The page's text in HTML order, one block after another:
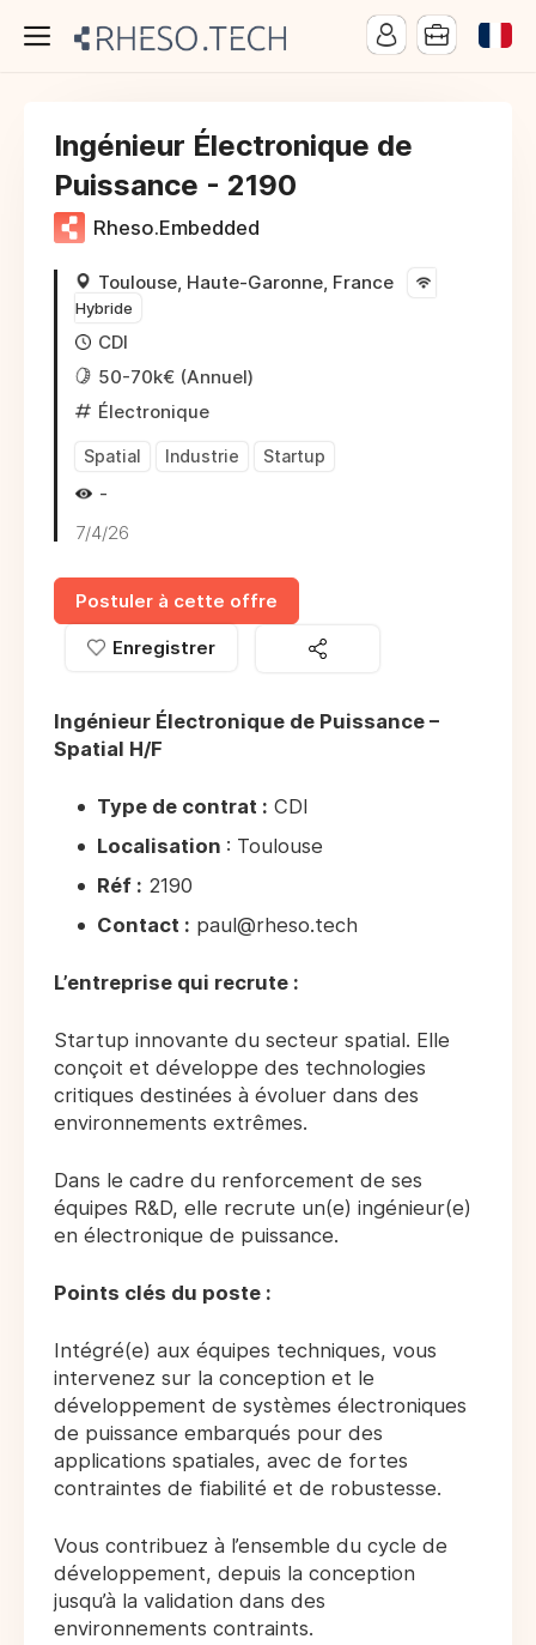
Ingénieur Électronique de
Puissance - 2190
Rheso.Embedded
Toulouse, Haute-Garonne, France
Hybride
CDI
50-70k€ (Annuel)
Électronique
Spatial Industrie Startup
-
7/4/26
Postuler à cette offre
Enregistrer
Ingénieur Électronique de Puissance –
Spatial H/F
Type de contrat : CDI
Localisation : Toulouse
Réf : 2190
Contact : paul@rheso.tech
L’entreprise qui recrute :
Startup innovante du secteur spatial. Elle
conçoit et développe des technologies
critiques destinées à évoluer dans des
environnements extrêmes.
Dans le cadre du renforcement de ses
équipes R&D, elle recrute un(e) ingénieur(e)
en électronique de puissance.
Points clés du poste :
Intégré(e) aux équipes techniques, vous
intervenez sur la conception et le
développement de systèmes électroniques
de puissance embarqués pour des
applications spatiales, avec de fortes
contraintes de fiabilité et de robustesse.
Vous contribuez à l’ensemble du cycle de
développement, depuis la conception
jusqu’à la validation dans des
environnements contraints.